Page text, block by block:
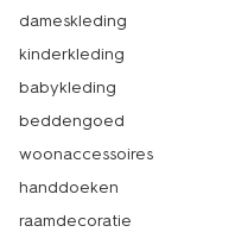
dameskleding
kinderkleding
babykleding
beddengoed
woonaccessoires
handdoeken
raamdecoratie